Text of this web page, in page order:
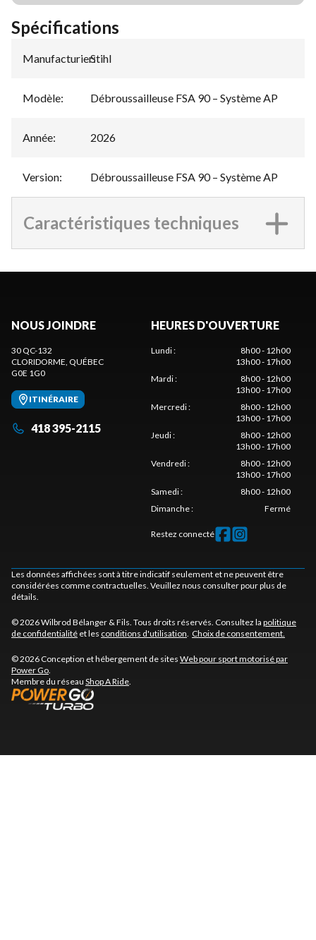
Spécifications
Manufacturier:
Stihl
Modèle: Débroussailleuse FSA 90 – Système AP
Année: 2026
Version: Débroussailleuse FSA 90 – Système AP
Caractéristiques techniques
NOUS JOINDRE
30 QC-132
CLORIDORME, QUÉBEC
G0E 1G0
ITINÉRAIRE
418 395-2115
HEURES D'OUVERTURE
Lundi:
8h00 - 12h00
13h00 - 17h00
Mardi:
8h00 - 12h00
13h00 - 17h00
Mercredi:
8h00 - 12h00
13h00 - 17h00
Jeudi:
8h00 - 12h00
13h00 - 17h00
Vendredi:
8h00 - 12h00
13h00 - 17h00
Samedi:
8h00 - 12h00
Dimanche: Fermé
Restez connecté
Les données affichées sont à titre indicatif seulement et ne peuvent être
considérées comme contractuelles. Veuillez nous consulter pour plus de
détails.
© 2026 Wilbrod Bélanger & Fils. Tous droits réservés. Consultez la politique
de confidentialité et les conditions d'utilisation. Choix de consentement.
© 2026 Conception et hébergement de sites Web pour sport motorisé par
Power Go.
Membre du réseau Shop A Ride.